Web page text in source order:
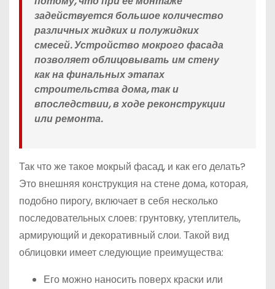
задействуется большое количество
различных жидких и полужидких
смесей. Устройство мокрого фасада
позволяет облицовывать им стену
как на финальных этапах
строительства дома, так и
впоследствии, в ходе реконструкции
или ремонта.
Так что же такое мокрый фасад, и как его делать?
Это внешняя конструкция на стене дома, которая,
подобно пирогу, включает в себя несколько
последовательных слоев: грунтовку, утеплитель,
армирующий и декоративный слои. Такой вид
облицовки имеет следующие преимущества:
Его можно наносить поверх краски или